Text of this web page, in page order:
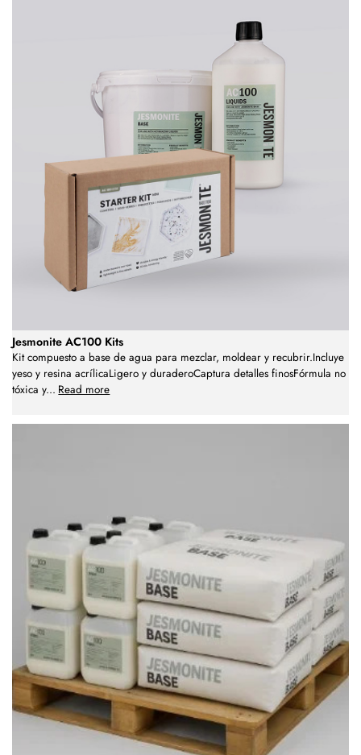
Jesmonite AC100 Kits
Kit compuesto a base de agua para mezclar, moldear y recubrir.Incluye
yeso y resina acrílicaLigero y duraderoCaptura detalles finosFórmula no
tóxica y... Read more